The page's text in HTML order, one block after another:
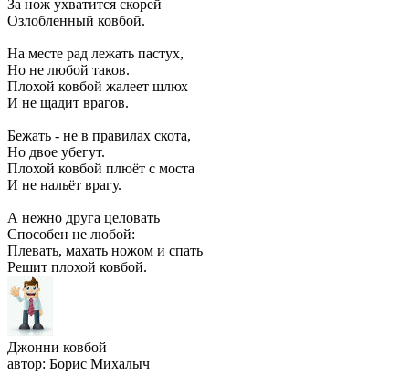
За нож ухватится скорей
Озлобленный ковбой.
На месте рад лежать пастух,
Но не любой таков.
Плохой ковбой жалеет шлюх
И не щадит врагов.
Бежать - не в правилах скота,
Но двое убегут.
Плохой ковбой плюёт с моста
И не нальёт врагу.
А нежно друга целовать
Способен не любой:
Плевать, махать ножом и спать
Решит плохой ковбой.
Джонни ковбой
автор: Борис Михалыч